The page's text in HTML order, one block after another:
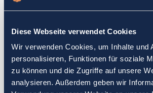
Diese Webseite verwendet Cookies
Wir verwenden Cookies, um Inhalte und
personalisieren, Funktionen für soziale
zu können und die Zugriffe auf unsere
analysieren. Außerdem geben wir